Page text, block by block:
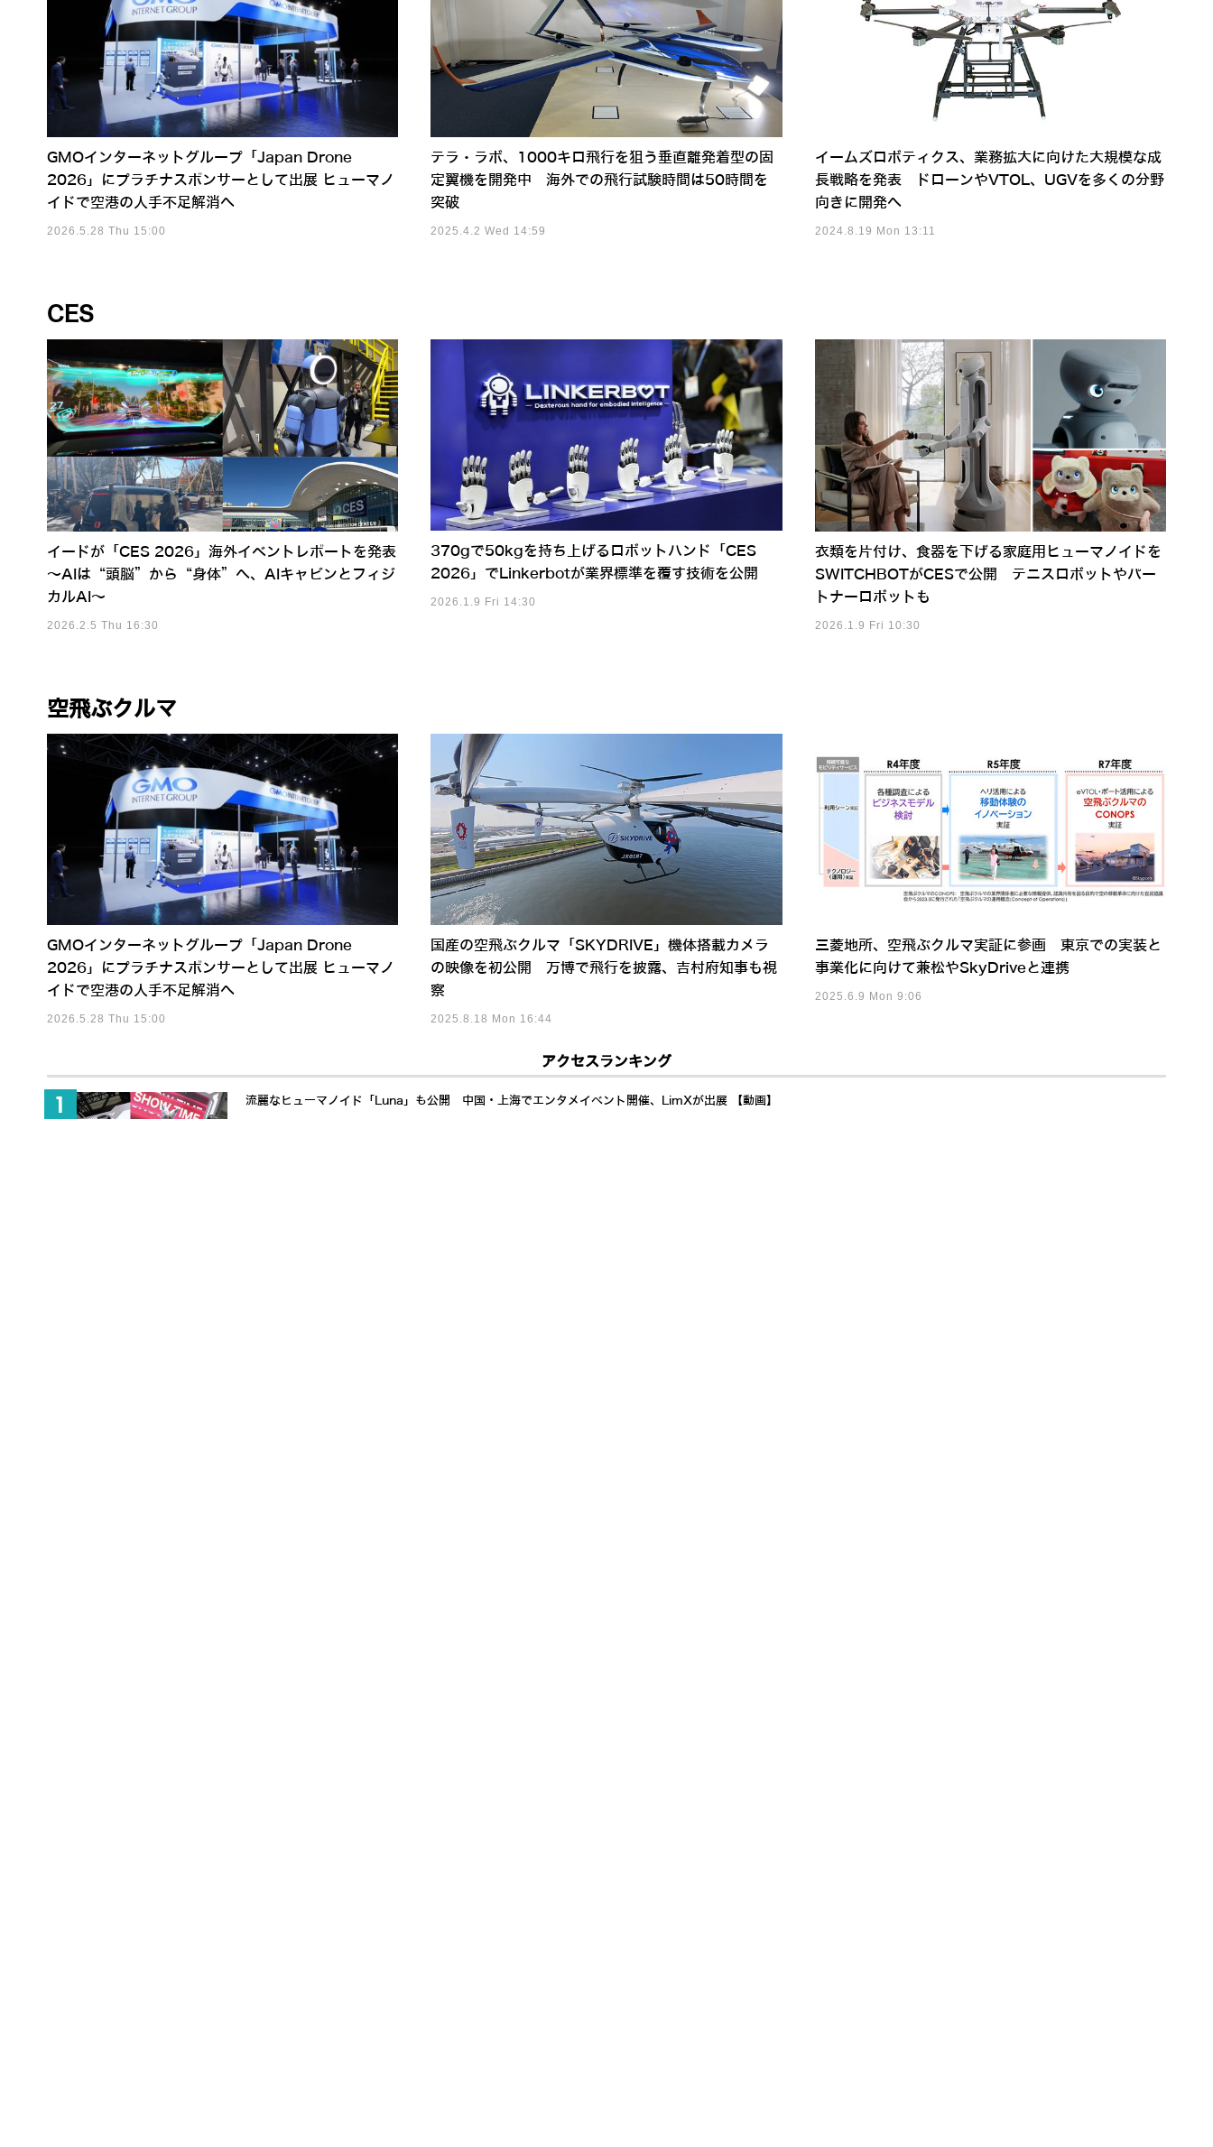
GMOインターネットグループ「Japan Drone
2026」にプラチナスポンサーとして出展 ヒューマノ
イドで空港の人手不足解消へ
2026.5.28 Thu 15:00
テラ・ラボ、1000キロ飛行を狙う垂直離発着型の固
定翼機を開発中 海外での飛行試験時間は50時間を
突破
2025.4.2 Wed 14:59
イームズロボティクス、業務拡大に向けた大規模な成
長戦略を発表 ドローンやVTOL、UGVを多くの分野
向きに開発へ
2024.8.19 Mon 13:11
CES
イードが「CES 2026」海外イベントレポートを発表
～AIは“頭脳”から“身体”へ、AIキャビンとフィジ
カルAI～
2026.2.5 Thu 16:30
370gで50kgを持ち上げるロボットハンド「CES
2026」でLinkerbotが業界標準を覆す技術を公開
2026.1.9 Fri 14:30
衣類を片付け、食器を下げる家庭用ヒューマノイドを
SWITCHBOTがCESで公開 テニスロボットやパー
トナーロボットも
2026.1.9 Fri 10:30
空飛ぶクルマ
GMOインターネットグループ「Japan Drone
2026」にプラチナスポンサーとして出展 ヒューマノ
イドで空港の人手不足解消へ
2026.5.28 Thu 15:00
国産の空飛ぶクルマ「SKYDRIVE」機体搭載カメラ
の映像を初公開 万博で飛行を披露、吉村府知事も視
察
2025.8.18 Mon 16:44
三菱地所、空飛ぶクルマ実証に参画 東京での実装と
事業化に向けて兼松やSkyDriveと連携
2025.6.9 Mon 9:06
アクセスランキング
流麗なヒューマノイド「Luna」も公開 中国・上海でエンタメイベント開催、LimXが出展 【動画】